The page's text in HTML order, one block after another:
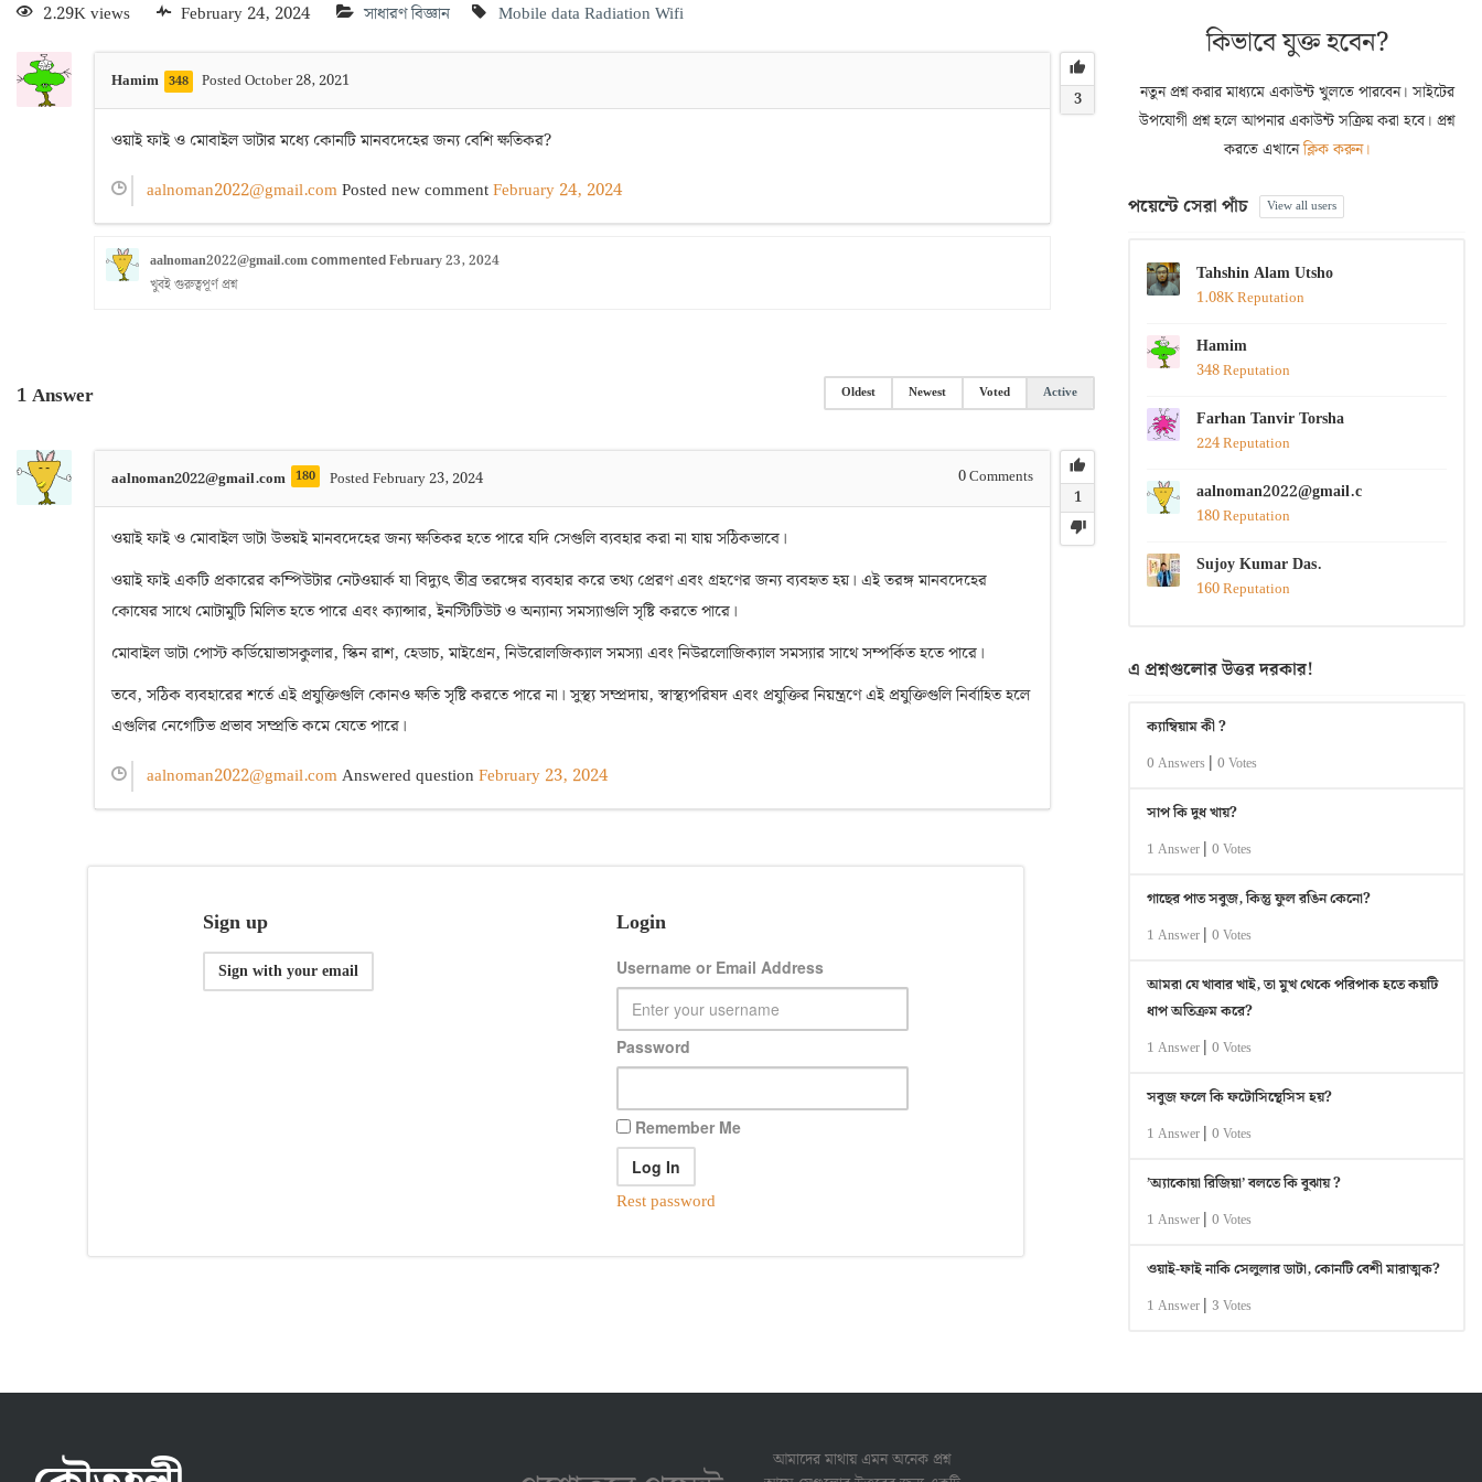
2.29K views February 24, 2024 সাধারণ বিজ্ঞান Mobile dataRadiation Wifi
Hamim 348
Posted October 28, 2021
3
ওয়াই ফাই ও মোবাইল ডাটার মধ্যে কোনটি মানবদেহের জন্য বেশি ক্ষতিকর?
aalnoman2022@gmail.comPosted new commentFebruary 24, 2024
aalnoman2022@gmail.com commented February 23, 2024
খুবই গুরুত্বপূর্ণ প্রশ্ন
1Answer Active
Voted
Newest
Oldest
1
aalnoman2022@gmail.com 180 Posted February 23, 2024 0Comments
ওয়াই ফাই ও মোবাইল ডাটা উভয়ই মানবদেহের জন্য ক্ষতিকর হতে পারে যদি সেগুলি ব্যবহার করা না যায় সঠিকভাবে।
ওয়াই ফাই একটি প্রকারের কম্পিউটার নেটওয়ার্ক যা বিদ্যুৎ তীব্র তরঙ্গের ব্যবহার করে তথ্য প্রেরণ এবং গ্রহণের জন্য ব্যবহৃত হয়। এই তরঙ্গ মানবদেহের
কোষের সাথে মোটামুটি মিলিত হতে পারে এবং ক্যান্সার, ইনস্টিটিউট ও অন্যান্য সমস্যাগুলি সৃষ্টি করতে পারে।
মোবাইল ডাটা পোস্ট কর্ডিয়োভাসকুলার, স্কিন রাশ, হেডাচ, মাইগ্রেন, নিউরোলজিক্যাল সমস্যা এবং নিউরলোজিক্যাল সমস্যার সাথে সম্পর্কিত হতে পারে।
তবে, সঠিক ব্যবহারের শর্তে এই প্রযুক্তিগুলি কোনও ক্ষতি সৃষ্টি করতে পারে না। সুস্থ্য সম্প্রদায়, স্বাস্থ্যপরিষদ এবং প্রযুক্তির নিয়ন্ত্রণে এই প্রযুক্তিগুলি নির্বাহিত হলে
এগুলির নেগেটিভ প্রভাব সম্প্রতি কমে যেতে পারে।
aalnoman2022@gmail.comAnswered question February 23, 2024
Sign up
Sign with your email
Login
Username or Email Address
Password
Remember Me
Rest password
কিভাবে যুক্ত হবেন?
নতুন প্রশ্ন করার মাধ্যমে একাউন্ট খুলতে পারবেন। সাইটের
উপযোগী প্রশ্ন হলে আপনার একাউন্ট সক্রিয় করা হবে। প্রশ্ন
করতে এখানেক্লিক করুন।
পয়েন্টে সেরা পাঁচ View all users
Tahshin Alam Utsho
1.08K Reputation
Hamim
348 Reputation
Farhan Tanvir Torsha
224 Reputation
aalnoman2022@gmail.com
180 Reputation
Sujoy Kumar Das.
160 Reputation
এ প্রশ্নগুলোর উত্তর দরকার!
ক্যাম্বিয়াম কী ?
0 Answers | 0 Votes
সাপ কি দুধ খায়?
1 Answer | 0 Votes
গাছের পাত সবুজ, কিন্তু ফুল রঙিন কেনো?
1 Answer | 0 Votes
আমরা যে খাবার খাই, তা মুখ থেকে পরিপাক হতে কয়টি
ধাপ অতিক্রম করে?
1 Answer | 0 Votes
সবুজ ফলে কি ফটোসিন্থেসিস হয়?
1 Answer | 0 Votes
’অ্যাকোয়া রিজিয়া’ বলতে কি বুঝায় ?
1 Answer | 0 Votes
ওয়াই-ফাই নাকি সেলুলার ডাটা, কোনটি বেশী মারাত্মক?
1 Answer | 3 Votes
আমাদের মাথায় এমন অনেক প্রশ্ন